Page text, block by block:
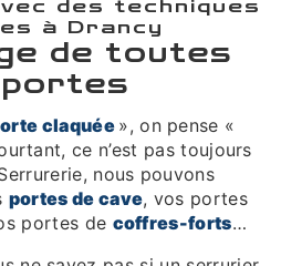
des techniques
à Drancy
de toutes
claquée», on pense «
ce n’est pas toujours
nous pouvons
portes de cave, vos portes
portes de coffres-forts…